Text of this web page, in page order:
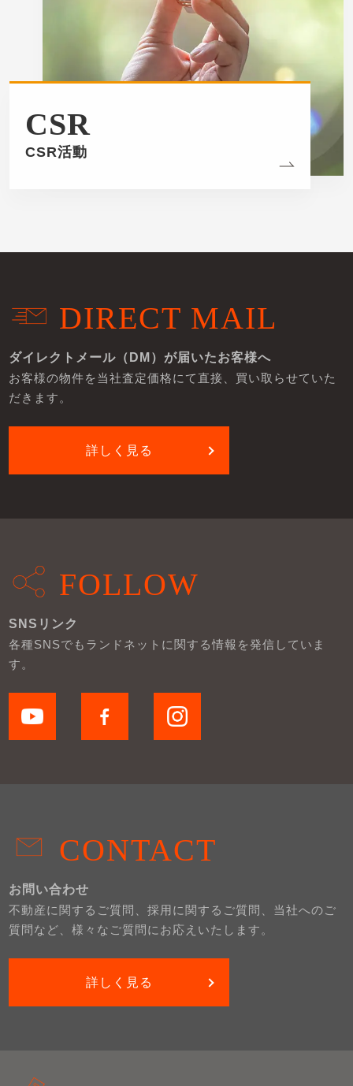
CSR
CSR活動
DIRECT MAIL
ダイレクトメール（DM）が届いたお客様へ
お客様の物件を当社査定価格にて直接、買い取らせていた
だきます。
詳しく見る
FOLLOW
SNSリンク
各種SNSでもランドネットに関する情報を発信していま
す。
CONTACT
お問い合わせ
不動産に関するご質問、採用に関するご質問、当社へのご
質問など、様々なご質問にお応えいたします。
詳しく見る